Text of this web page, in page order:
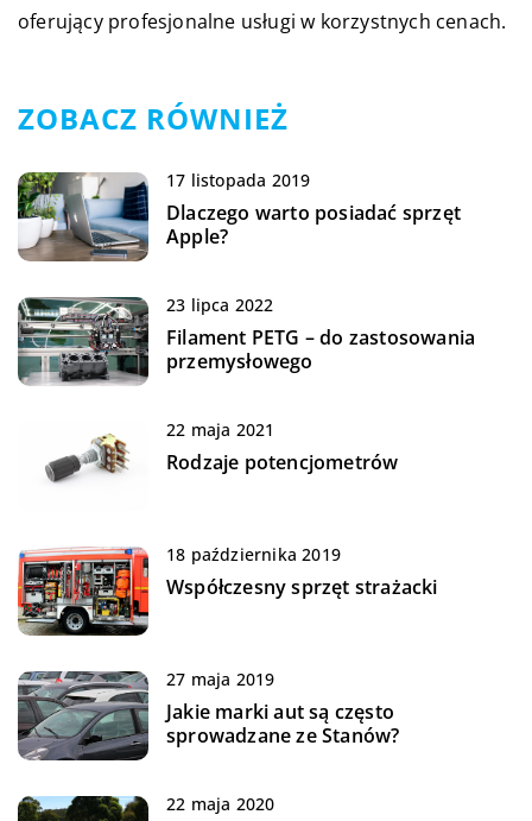
oferujący profesjonalne usługi w korzystnych cenach.
ZOBACZ RÓWNIEŻ
17 listopada 2019
Dlaczego warto posiadać sprzęt
Apple?
23 lipca 2022
Filament PETG – do zastosowania
przemysłowego
22 maja 2021
Rodzaje potencjometrów
18 października 2019
Współczesny sprzęt strażacki
27 maja 2019
Jakie marki aut są często
sprowadzane ze Stanów?
22 maja 2020